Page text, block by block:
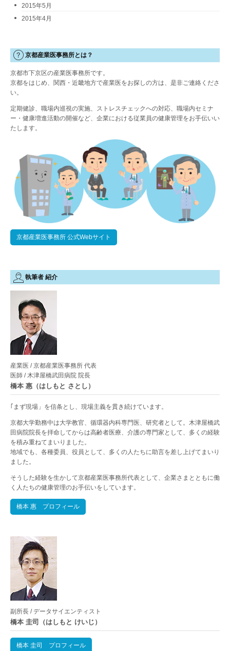
2015年5月
2015年4月
京都産業医事務所とは？
京都市下京区の産業医事務所です。
京都をはじめ、関西・近畿地方で産業医をお探しの方は、是非ご連絡くださ
い。
定期健診、職場内巡視の実施、ストレスチェックへの対応、職場内セミナ
ー・健康増進活動の開催など、企業における従業員の健康管理をお手伝いい
たします。
京都産業医事務所 公式Webサイト
執筆者 紹介
産業医 / 京都産業医事務所 代表
医師 / 木津屋橋武田病院 院長
橋本 惠（はしもと さとし）
｢まず現場」を信条とし、現場主義を貫き続けています。
京都大学勤務中は大学教官、循環器内科専門医、研究者として。木津屋橋武
田病院院長を拝命してからは高齢者医療、介護の専門家として、多くの経験
を積み重ねてまいりました。
地域でも、各種委員、役員として、多くの人たちに助言を差し上げてまいり
ました。
そうした経験を生かして京都産業医事務所代表として、企業さまとともに働
く人たちの健康管理のお手伝いをしています。
橋本 惠 プロフィール
副所長 / データサイエンティスト
橋本 圭司（はしもと けいじ）
橋本 圭司 プロフィール